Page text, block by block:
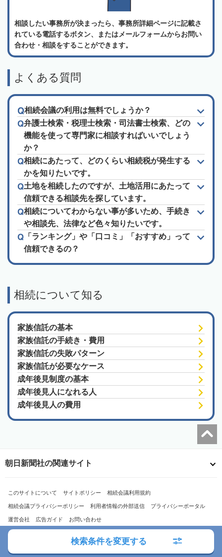
相談したい事務所が決まったら、事務所詳細ページに記載さ
れている電話するボタン、またはメールフォームからお問い
合わせ・相談をすることができます。
よくある質問
相続会議の利用は無料でしょうか？
弁護士検索・税理士検索・司法書士検索、どの
機能を使って専門家に相談すればいいでしょう
か？
相続にあたって、どのくらい相続税が発生する
かを知りたいです。
土地を相続したのですが、土地活用にあたって
信頼できる相談先を探しています。
相続についてわからない事が多いため、手続き
や相談先、法律など色々知りたいです。
「ランキング」や「口コミ」「おすすめ」って
信頼できるの？
相続について知る
家族信託の基本
家族信託の手続き・費用
家族信託の失敗パターン
家族信託が必要なケース
成年後見制度の基本
成年後見人になれる人
成年後見人の費用
検索条件を変更する
朝日新聞社の関連サイト
このサイトについて サイトポリシー 相続会議利用規約
相続会議プライバシーポリシー 利用者情報の外部送信 プライバシーポータル
運営会社 広告ガイド お問い合わせ